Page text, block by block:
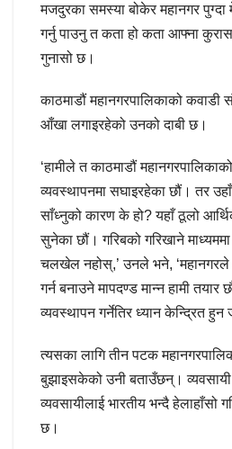
मजदुरका समस्या बोकेर महानगर
गर्नु पाउनु त कता हो कता आफ्ना
गुनासो छ।
काठमाडौं महानगरपालिकाको
आँखा लगाइरहेको उनको दाबी छ।
‘हामीले त काठमाडौं
व्यवस्थापनमा सघाइरहेका छौं। तर
साँध्नुको कारण के हो? यहाँ ठूलो
सुनेका छौं। गरिबको गरिखाने
चलखेल नहोस्,’ उनले भने,
गर्न बनाउने मापदण्ड मान्न हामी तयार
व्यवस्थापन गर्नेतिर ध्यान केन्द्रित
त्यसका लागि तीन पटक
बुझाइसकेको उनी बताउँछन्।
व्यवसायीलाई भारतीय भन्दै हेलाहाँसो
छ।